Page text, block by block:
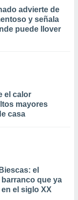
advierte de
y señala
puede llover
el calor
mayores
casa
el
que ya
el siglo XX